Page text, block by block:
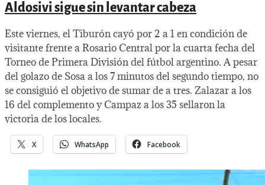
Aldosivi sigue sin levantar cabeza
Este viernes, el Tiburón cayó por 2 a 1 en condición de
visitante frente a Rosario Central por la cuarta fecha del
Torneo de Primera División del fútbol argentino. A pesar
del golazo de Sosa a los 7 minutos del segundo tiempo, no
se consiguió el objetivo de sumar de a tres. Zalazar a los
16 del complemento y Campaz a los 35 sellaron la
victoria de los locales.
X WhatsApp Facebook